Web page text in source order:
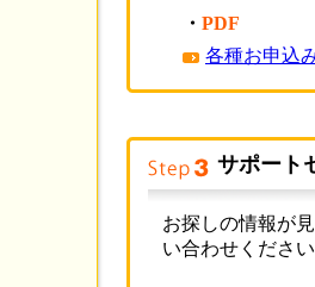
・ PDF
各種お申込
サポート
お探しの情報が
い合わせくださ